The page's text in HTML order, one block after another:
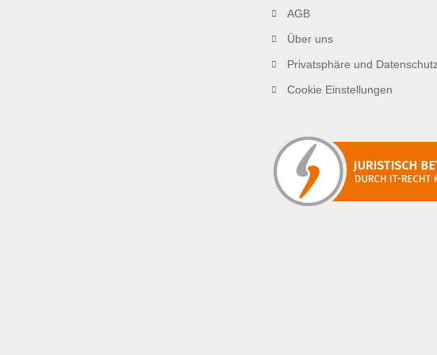
AGB
Über uns
Privatsphäre und
Cookie Einstellungen